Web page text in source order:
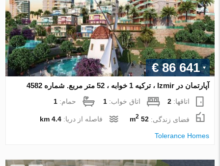
€ 86 641
آپارتمان در Izmir ، ترکیه 1 خوابه ، 52 متر مربع. شماره 4582
اتاقها:2 اتاق خواب:1 حمام:1
فضای زندگی:52 m
2 فاصله از دریا:4.4 km
Tolerance Homes